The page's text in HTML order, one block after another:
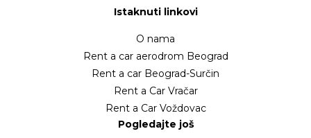
Istaknuti linkovi
O nama
Rent a car aerodrom Beograd
Rent a car Beograd-Surčin
Rent a Car Vračar
Rent a Car Voždovac
Pogledajte još